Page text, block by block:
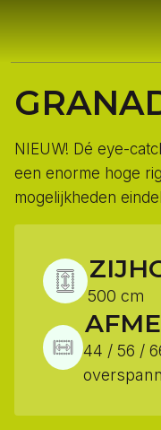
NIEUW! Dé eye-
een enorme hoge
mogelijkheden
500 cm
44 / 56 /